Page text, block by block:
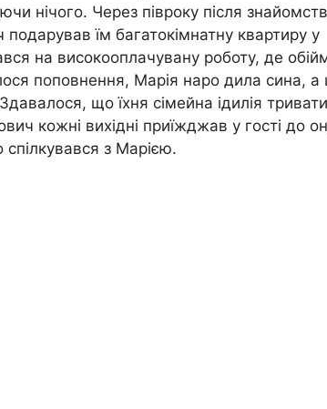
нічого. Через півроку після
їм багатокімнатну квартиру у
на високооплачувану роботу, де
поповнення, Марія наро дила сина,
що їхня сімейна ідилія
кожні вихідні приїжджав у гості до
з Марією.